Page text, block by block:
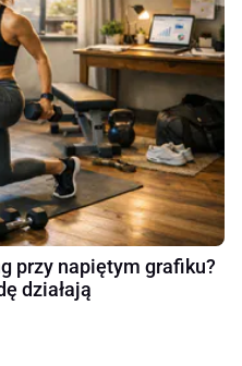
przy napiętym grafiku?
działają